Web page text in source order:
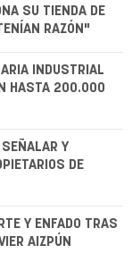
SU TIENDA DE
RAZÓN"
INDUSTRIAL
HASTA 200.000
SEÑALAR Y
DE
Y ENFADO TRAS
AIZPÚN